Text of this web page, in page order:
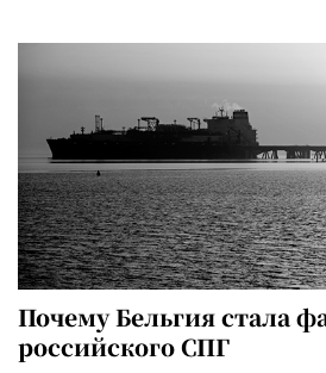
Почему Бельгия стала
российского СПГ